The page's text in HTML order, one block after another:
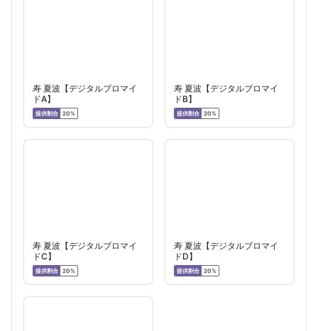
寿 夏波【デジタルブロマイ
ドA】
提供割合 20%
寿 夏波【デジタルブロマイ
ドB】
提供割合 20%
寿 夏波【デジタルブロマイ
ドC】
提供割合 20%
寿 夏波【デジタルブロマイ
ドD】
提供割合 20%